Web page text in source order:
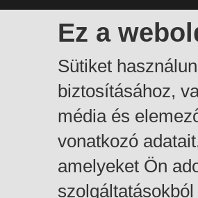
Ez a
Sütiket
biztosításához,
média és
vonatkozó
amelyeket Ön